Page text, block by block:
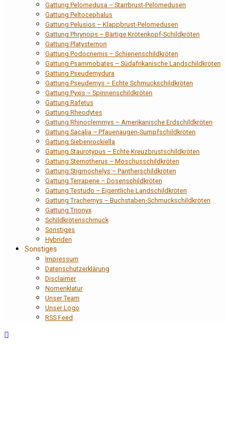
Gattung Pelomedusa – Starrbrust-Pelomedusen
Gattung Peltocephalus
Gattung Pelusios – Klappbrust-Pelomedusen
Gattung Phrynops – Bärtige Krötenkopf-Schildkröten
Gattung Platysternon
Gattung Podocnemis – Schienenschildkröten
Gattung Psammobates – Südafrikanische Landschildkröten
Gattung Pseudemydura
Gattung Pseudemys – Echte Schmuckschildkröten
Gattung Pyxis – Spinnenschildkröten
Gattung Rafetus
Gattung Rheodytes
Gattung Rhinoclemmys – Amerikanische Erdschildkröten
Gattung Sacalia – Pfauenaugen-Sumpfschildkröten
Gattung Siebenrockiella
Gattung Staurotypus – Echte Kreuzbrustschildkröten
Gattung Sternotherus – Moschusschildkröten
Gattung Stigmochelys – Pantherschildkröten
Gattung Terrapene – Dosenschildkröten
Gattung Testudo – Eigentliche Landschildkröten
Gattung Trachemys – Buchstaben-Schmuckschildkröten
Gattung Trionyx
Schildkrötenschmuck
Sonstiges
Hybriden
Sonstiges
Impressum
Datenschutzerklärung
Disclaimer
Nomenklatur
Unser Team
Unser Logo
RSS Feed